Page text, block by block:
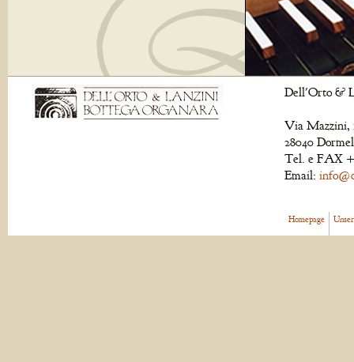
Dell'Orto &
Via Mazzini,
28040
Tel. e FAX
Email:
Homepage